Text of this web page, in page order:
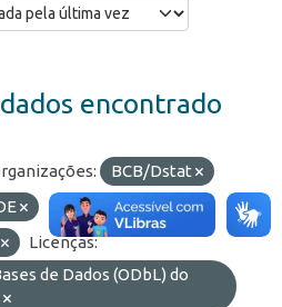
encontrado
BCB/Dstat
Licenças:
de Dados (ODbL) do